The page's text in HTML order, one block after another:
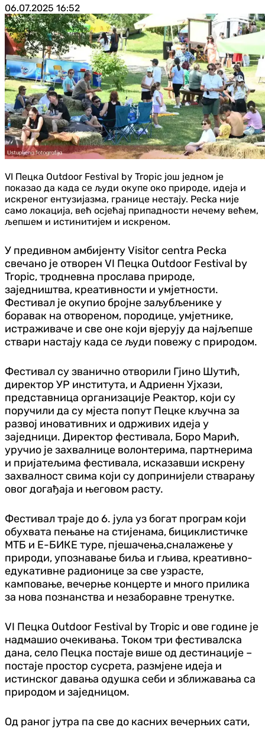
06.07.2025 16:52
VI Пецка Outdoor Festival by Tropic још једном је
показао да када се људи окупе око природе, идеја и
искреног ентузијазма, границе нестају. Pecka није
само локација, већ осјећај припадности нечему већем,
љепшем и истинитијем и искреном.
У предивном амбијенту Visitor centra Pecka
свечано је отворен VI Пецка Outdoor Festival by
Tropic, тродневна прослава природе,
заједништва, креативности и умјетности.
Фестивал је окупио бројне заљубљенике у
боравак на отвореном, породице, умјетнике,
истраживаче и све оне који вјерују да најљепше
ствари настају када се људи повежу с природом.
Фестивал су званично отворили Гјино Шутић,
директор УР института, и Адриенн Ујхази,
представница организације Реактор, који су
поручили да су мјеста попут Пецке кључна за
развој иновативних и одрживих идеја у
заједници. Директор фестивала, Боро Марић,
уручио је захвалнице волонтерима, партнерима
и пријатељима фестивала, исказавши искрену
захвалност свима који су допринијели стварању
овог догађаја и његовом расту.
Фестивал траје до 6. јула уз богат програм који
обухвата пењање на стијенама, бициклистичке
МТБ и Е-БИКЕ туре, пјешачења,сналажење у
природи, упознавање биља и гљива, креативно-
едукативне радионице за све узрасте,
камповање, вечерње концерте и много прилика
за нова познанства и незаборавне тренутке.
VI Пецка Outdoor Festival by Tropic и ове године је
надмашио очекивања. Током три фестивалска
дана, село Пецка постаје више од дестинације –
постаје простор сусрета, размјене идеја и
истинског давања одушка себи и зближавања са
природом и заједницом.
Од раног јутра па све до касних вечерњих сати,